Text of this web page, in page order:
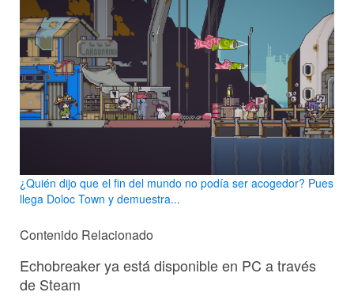
¿Quién dijo que el fin del mundo no podía ser acogedor? Pues
llega Doloc Town y demuestra...
Contenido Relacionado
Echobreaker ya está disponible en PC a través
de Steam